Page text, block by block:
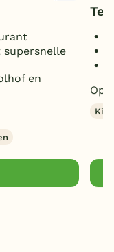
supersnelle
en
Op